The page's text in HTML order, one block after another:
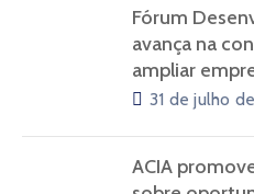
Fórum
avança na
ampliar
31 de julho
ACIA